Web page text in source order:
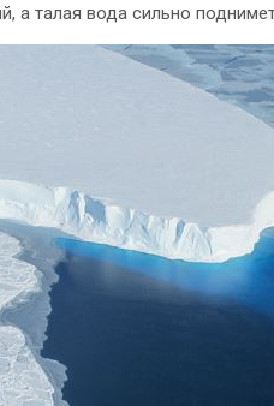
а талая вода сильно